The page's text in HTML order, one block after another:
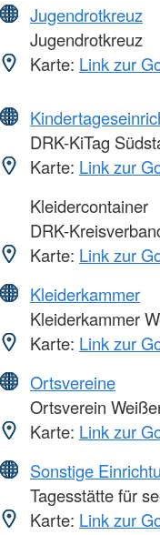
Jugendrotkreuz
Jugendrotkreuz
Karte: Link zur
DRK-KiTag
Karte: Link zur
Kleidercontainer
DRK-
Karte: Link zur
Kleiderkammer
Kleiderkammer
Karte: Link zur
Ortsvereine
Ortsverein
Karte: Link zur
Sonstige
Tagesstätte für
Karte: Link zur